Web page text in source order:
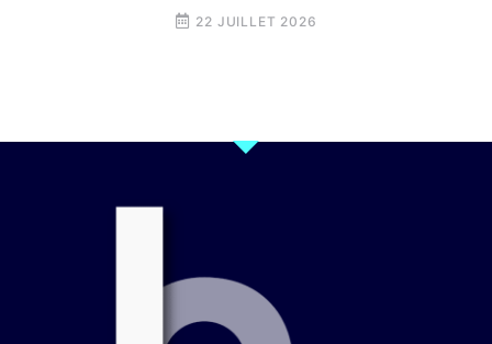
22 JUILLET 2026